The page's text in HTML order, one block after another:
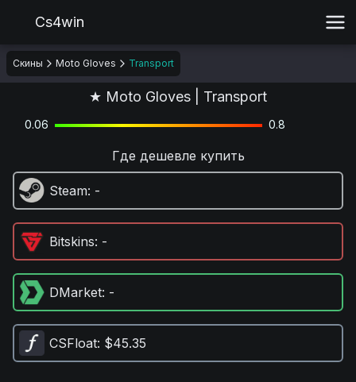
Cs4win
Скины Moto Gloves Transport
★ Moto Gloves | Transport
0.06 0.8
Где дешевле купить
Steam: -
Bitskins: -
DMarket: -
CSFloat: $45.35